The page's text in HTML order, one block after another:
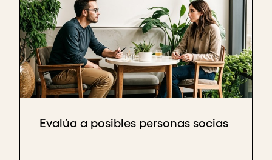
Evalúa a posibles personas socias